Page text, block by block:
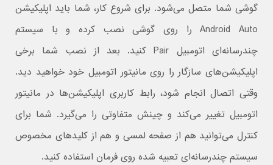
گوشی شما متصل می‌شود. برای شروع کار، شما باید اپلیکیشن
Android Auto را روی گوشی نصب کرده و با سیستم
چندرسانه‌ای اتومبیل Pair کنید. بعد از نصب شما برخی
اپلیکیشن‌های سازگار را روی مانیتور اتومبیل خود خواهید دید.
وقتی اتصال انجام شود، رابط کاربری اپلیکیشن‌ها در مانیتور
اتومبیل تغییر می‌کند و چینش متفاوتی را می‌گیرد. شما برای
کنترل می‌توانید هم از صفحه لمسی و هم از کلیدهای مخصوص
سیستم چندرسانه‌ای تعبیه شده روی فرمان استفاده کنید.